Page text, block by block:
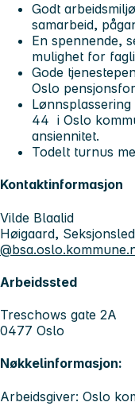
Godt
samarbeid,
En spennende,
mulighet for
Gode
Oslo
44 i Oslo
ansiennitet.
Todelt turnus
Kontaktinformasjon
Vilde Blaalid
Høigaard,
Arbeidssted
Treschows gate 2A
0477 Oslo
Nøkkelinformasjon:
Arbeidsgiver: Oslo